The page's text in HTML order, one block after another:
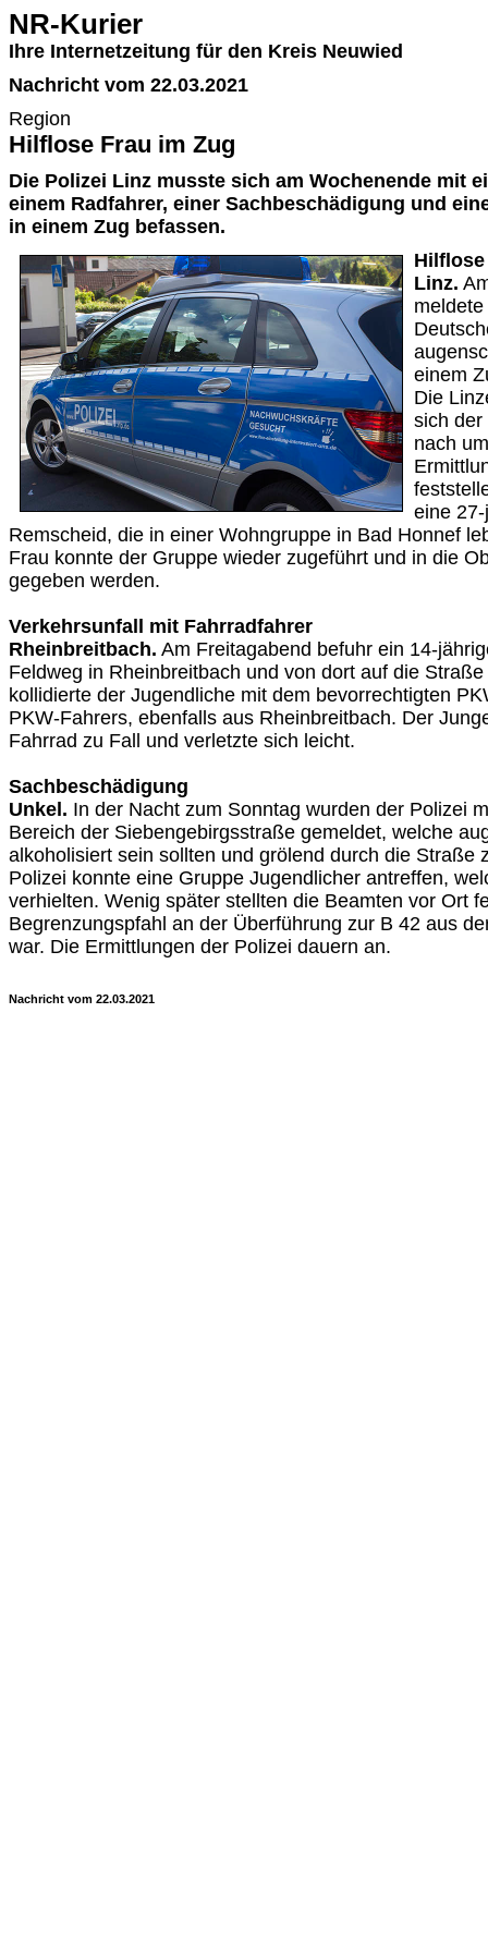
NR-Kurier
Ihre Internetzeitung für den Kreis Neuwied
Nachricht vom 22.03.2021
Region
Hilflose Frau im Zug
Die Polizei Linz musste sich am Wochenende mit
einem Radfahrer, einer Sachbeschädigung und
in einem Zug befassen.
Linz.
einem
Die
sich der
nach
eine
Remscheid, die in einer Wohngruppe in Bad Honnef
Frau konnte der Gruppe wieder zugeführt und in die
gegeben werden.
Verkehrsunfall mit Fahrradfahrer
Rheinbreitbach. Am Freitagabend befuhr ein 14-
Feldweg in Rheinbreitbach und von dort auf die
kollidierte der Jugendliche mit dem bevorrechtigten
PKW-Fahrers, ebenfalls aus Rheinbreitbach. Der
Fahrrad zu Fall und verletzte sich leicht.
Sachbeschädigung
Unkel. In der Nacht zum Sonntag wurden der Polizei
Bereich der Siebengebirgsstraße gemeldet, welche
alkoholisiert sein sollten und grölend durch die Straße
Polizei konnte eine Gruppe Jugendlicher antreffen,
verhielten. Wenig später stellten die Beamten vor Ort
Begrenzungspfahl an der Überführung zur B 42 aus
war. Die Ermittlungen der Polizei dauern an.
Nachricht vom 22.03.2021